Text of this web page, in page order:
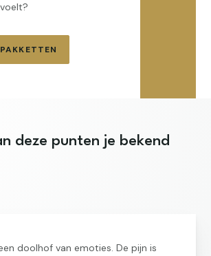
deze punten je bekend
doolhof van emoties. De pijn is